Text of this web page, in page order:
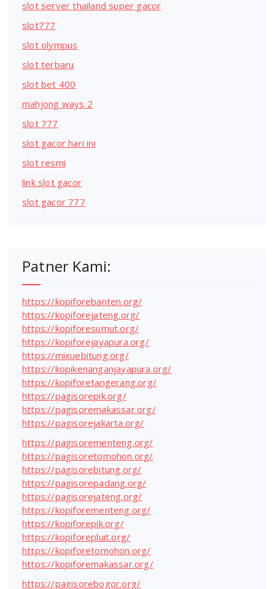
slot server thailand super gacor
slot777
slot olympus
slot terbaru
slot bet 400
mahjong ways 2
slot 777
slot gacor hari ini
slot resmi
link slot gacor
slot gacor 777
Patner Kami:
https://kopiforebanten.org/
https://kopiforejateng.org/
https://kopiforesumut.org/
https://kopiforejayapura.org/
https://mixuebitung.org/
https://kopikenanganjayapura.org/
https://kopiforetangerang.org/
https://pagisorepik.org/
https://pagisoremakassar.org/
https://pagisorejakarta.org/
https://pagisorementeng.org/
https://pagisoretomohon.org/
https://pagisorebitung.org/
https://pagisorepadang.org/
https://pagisorejateng.org/
https://kopiforementeng.org/
https://kopiforepik.org/
https://kopiforepluit.org/
https://kopiforetomohon.org/
https://kopiforemakassar.org/
https://pagisorebogor.org/